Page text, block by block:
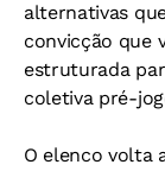
alternativas
convicção que
estruturada
coletiva pré-
O elenco volta